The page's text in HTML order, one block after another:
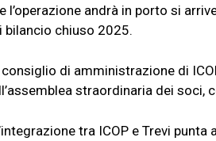
l’operazione andrà in porto si
bilancio chiuso 2025.
consiglio di amministrazione di
straordinaria dei soci,
tra ICOP e Trevi